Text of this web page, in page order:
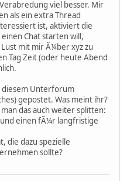
viel besser. Mir
als ein extra Thread
ist, aktiviert die
Chat starten will,
mit mir Ã¼ber xyz zu
Tag Zeit (oder heute Abend
diesem Unterforum
gepostet. Was meint ihr?
das auch weiter splitten:
einen fÃ¼r langfristige
die dazu spezielle
sollte?